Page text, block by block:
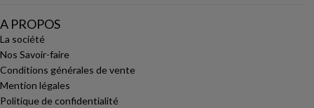
A PROPOS
La société
Nos Savoir-faire
Conditions générales de vente
Mention légales
Politique de confidentialité